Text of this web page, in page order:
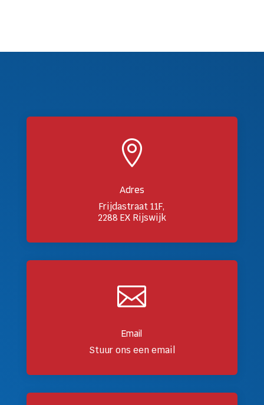

Adres
Frijdastraat 11F,
2288 EX Rijswijk

Email
Stuur ons een email